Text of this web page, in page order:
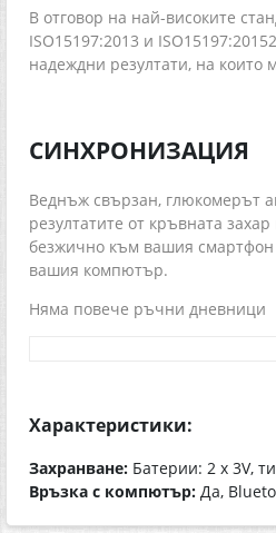
В отговор на най-високите
ISO15197:2013 и
надеждни резултати, на които
СИНХРОНИЗАЦИЯ
Веднъж свързан, глюкомерът
резултатите от кръвната
безжично към вашия смартфон
вашия компютър.
Няма повече ръчни дневници
Характеристики:
Захранване: Батерии: 2 х 3V,
Връзка с компютър: Да,